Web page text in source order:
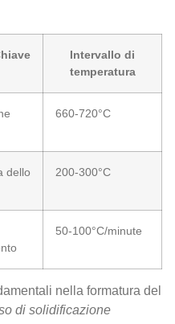
Intervallo di
temperatura
660-720°C
dello
200-300°C
50-100°C/minute
nella formatura del
di solidificazione